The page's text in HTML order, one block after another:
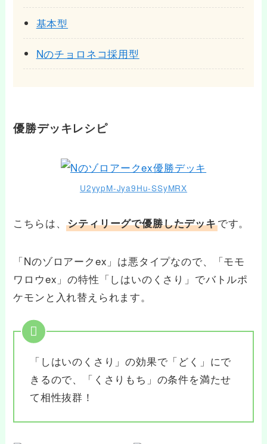
基本型
Nのチョロネコ採用型
優勝デッキレシピ
U2yypM-Jya9Hu-SSyMRX
こちらは、シティリーグで優勝したデッキです。
「Nのゾロアークex」は悪タイプなので、「モモ
ワロウex」の特性「しはいのくさり」でバトルポ
ケモンと入れ替えられます。
「しはいのくさり」の効果で「どく」にで
きるので、「くさりもち」の条件を満たせ
て相性抜群！